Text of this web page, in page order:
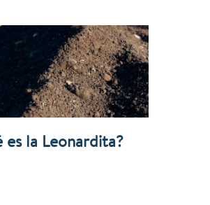
es la Leonardita?